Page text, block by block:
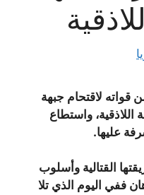
قواته لاقتحام جبهة
واستطاع
عليها.
القتالية وأسلوب
ففي اليوم الذي تلا